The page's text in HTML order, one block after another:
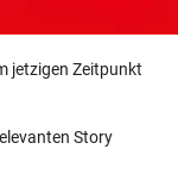
jetzigen Zeitpunkt
Story